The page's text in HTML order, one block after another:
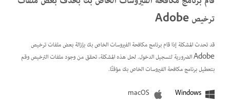
ترخيص Adobe
قد تحدث المشكلة إذا قام برنامج مكافحة الفيروسات الخاص بك بإزالة بعض ملفات ترخيص
Adobe الضرورية لتسجيل الدخول. لحل هذه المشكلة، تحقق من وجود ملفات الترخيص وقم
بتعطيل برنامج مكافحة الفيروسات الخاص بك مؤقتًا.
Windows
macOS